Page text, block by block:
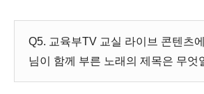
Q5. 교육부TV 교실 라이브 콘텐츠
님이 함께 부른 노래의 제목은 무엇